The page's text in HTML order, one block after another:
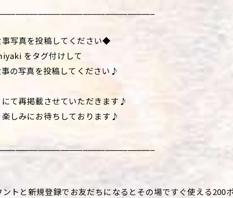
写真を投稿してください◆
をタグ付けして
の写真を投稿してください♪
て再掲載させていただきます♪
しみにお待ちしております♪
ントと新規登録でお友だちになるとその場ですぐ使える200